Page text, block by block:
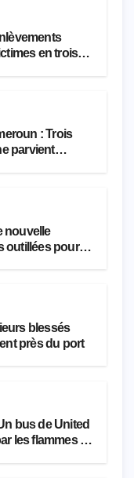
en trois
: Trois
parvient
nouvelle
outillées pour
blessés
près du port
bus de United
les flammes à